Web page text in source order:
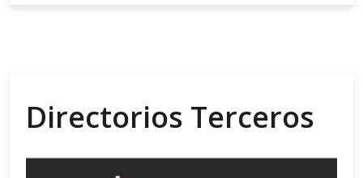
Directorios Terceros